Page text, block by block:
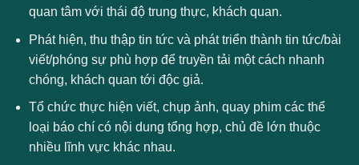
quan tâm với thái độ trung thực, khách quan.
Phát hiện, thu thập tin tức và phát triển thành tin tức/bài
viết/phóng sự phù hợp để truyền tải một cách nhanh
chóng, khách quan tới độc giả.
Tổ chức thực hiện viết, chụp ảnh, quay phim các thể
loại báo chí có nội dung tổng hợp, chủ đề lớn thuộc
nhiều lĩnh vực khác nhau.